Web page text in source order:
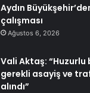
Aydın
çalışması
Ağustos 6, 2026
Vali Aktaş:
gerekli asayiş ve
alındı”